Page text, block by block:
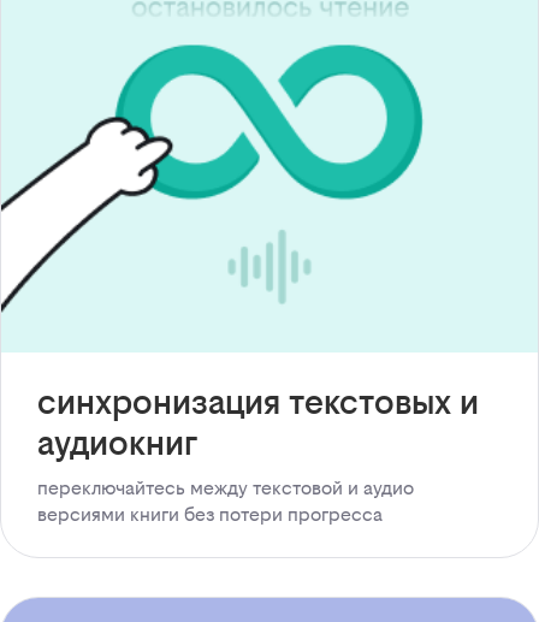
синхронизация текстовых и
аудиокниг
переключайтесь между текстовой и аудио
версиями книги без потери прогресса